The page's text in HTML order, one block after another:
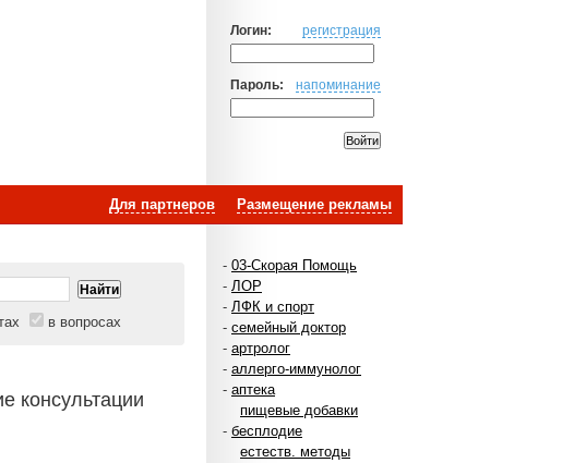
Логин: регистрация
Пароль: напоминание
Размещение рекламы
Для партнеров
- 03-Скорая Помощь
- ЛОР
- ЛФК и спорт
- семейный доктор
- артролог
- аллерго-иммунолог
- аптека
пищевые добавки
- бесплодие
естеств. методы
в вопросах
консультации